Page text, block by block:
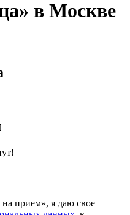
в Москве
прием», я даю свое